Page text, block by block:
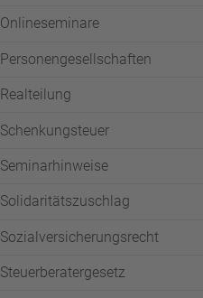
Onlineseminare
Personengesellschaften
Realteilung
Schenkungsteuer
Seminarhinweise
Solidaritätszuschlag
Sozialversicherungsrecht
Steuerberatergesetz